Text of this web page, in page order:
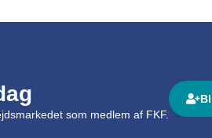
som medlem af FKF.